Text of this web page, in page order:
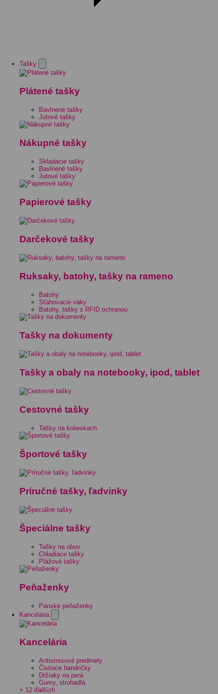
Tašky
Plátené tašky
Bavlnené tašky
Jutové tašky
Nákupné tašky
Skladacie tašky
Bavlnené tašky
Jutové tašky
Papierové tašky
Darčekové tašky
Ruksaky, batohy, tašky na rameno
Batohy
Sťahovacie vaky
Batohy, tašky s RFID ochranou
Tašky na dokumenty
Tašky a obaly na notebooky, ipod, tablet
Cestovné tašky
Tašky na kolieskach
Športové tašky
Príručné tašky, ľadvinky
Špeciálne tašky
Tašky na obuv
Chladiace tašky
Plážové tašky
Peňaženky
Pánske peňaženky
Kancelária
Kancelária
Antistresové predmety
Čistiace handričky
Držiaky na perá
Gumy, strúhadlá
+ 12 ďalších